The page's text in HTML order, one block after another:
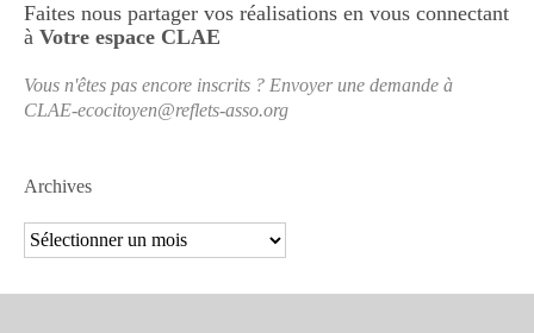
Faites nous partager vos réalisations en vous connectant
à Votre espace CLAE
Vous n'êtes pas encore inscrits ? Envoyer une demande à
CLAE-ecocitoyen@reflets-asso.org
Archives
Archives